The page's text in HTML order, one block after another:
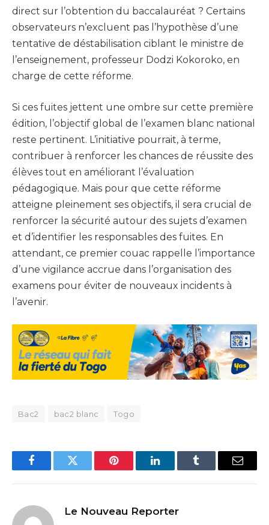
direct sur l’obtention du baccalauréat ? Certains
observateurs n’excluent pas l’hypothèse d’une
tentative de déstabilisation ciblant le ministre de
l’enseignement, professeur Dodzi Kokoroko, en
charge de cette réforme.
Si ces fuites jettent une ombre sur cette première
édition, l’objectif global de l’examen blanc national
reste pertinent. L’initiative pourrait, à terme,
contribuer à renforcer les chances de réussite des
élèves tout en améliorant l’évaluation
pédagogique. Mais pour que cette réforme
atteigne pleinement ses objectifs, il sera crucial de
renforcer la sécurité autour des sujets d’examen
et d’identifier les responsables des fuites. En
attendant, ce premier couac rappelle l’importance
d’une vigilance accrue dans l’organisation des
examens pour éviter de nouveaux incidents à
l’avenir.
Bac2 bac2 blanc Togo
FacebookTwitter Pinterest LinkedInTumblr Email
Le Nouveau Reporter